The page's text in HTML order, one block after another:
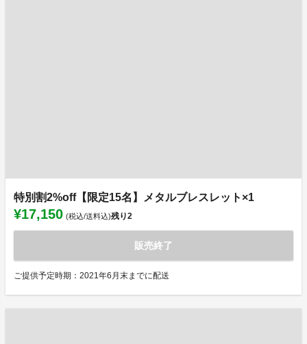
特別割2%off【限定15名】メタルブレスレット×1
¥17,150 (税込/送料込)残り2
販売終了
ご提供予定時期：2021年6月末までに配送